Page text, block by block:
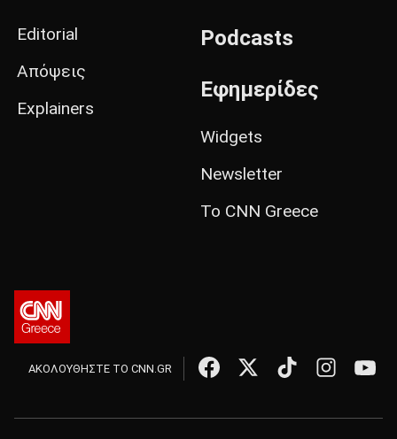
Editorial
Απόψεις
Explainers
Podcasts
Εφημερίδες
Widgets
Newsletter
Το CNN Greece
ΑΚΟΛΟΥΘΗΣΤΕ ΤΟ CNN.GR